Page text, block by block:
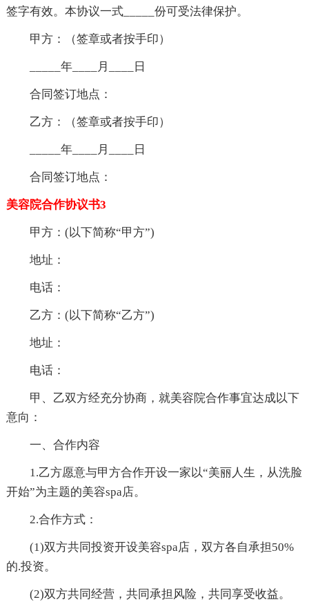
签字有效。本协议一式_____份可受法律保护。
甲方：（签章或者按手印）
_____年____月____日
合同签订地点：
乙方：（签章或者按手印）
_____年____月____日
合同签订地点：
美容院合作协议书3
甲方：(以下简称“甲方”)
地址：
电话：
乙方：(以下简称“乙方”)
地址：
电话：
甲、乙双方经充分协商，就美容院合作事宜达成以下
意向：
一、合作内容
1.乙方愿意与甲方合作开设一家以“美丽人生，从洗脸
开始”为主题的美容spa店。
2.合作方式：
(1)双方共同投资开设美容spa店，双方各自承担50%
的.投资。
(2)双方共同经营，共同承担风险，共同享受收益。